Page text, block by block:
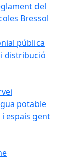
del
Bressol
pública
distribució
potable
i espais gent